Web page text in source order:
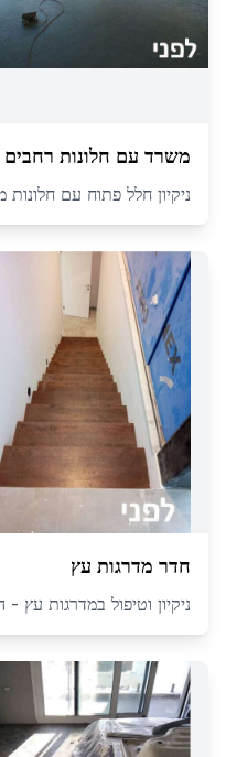
משרד עם חלונות רחבים
ניקיון חלל פתוח עם
חדר מדרגות עץ
ניקיון וטיפול במדרגות עץ